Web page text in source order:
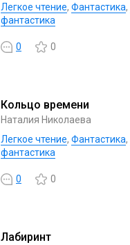
Легкое чтение, Фантастика,
фантастика
0 0
Кольцо времени
Наталия Николаева
Легкое чтение, Фантастика,
фантастика
0 0
Лабиринт